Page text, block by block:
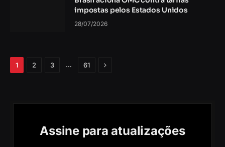
impostas pelos Estados Unidos
28/07/2026
1 2 3 … 61 Próximo
Assine para atualizações